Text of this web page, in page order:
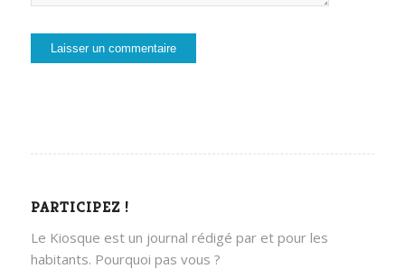
PARTICIPEZ !
Le Kiosque est un journal rédigé par et pour les
habitants. Pourquoi pas vous ?